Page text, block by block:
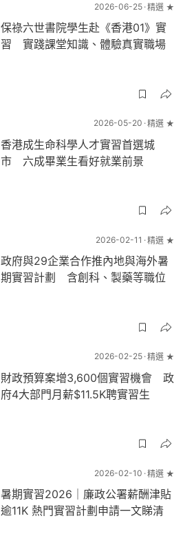
2026-06-25 精選 ★
保祿六世書院學生赴《香港01》實
習 實踐課堂知識、體驗真實職場
2026-05-20 精選 ★
香港成生命科學人才實習首選城
市 六成畢業生看好就業前景
2026-02-11 精選 ★
政府與29企業合作推內地與海外暑
期實習計劃 含創科、製藥等職位
2026-02-25 精選 ★
財政預算案增3,600個實習機會 政
府4大部門月薪$11.5K聘實習生
2026-02-10 精選 ★
暑期實習2026｜廉政公署薪酬津貼
逾11K 熱門實習計劃申請一文睇清